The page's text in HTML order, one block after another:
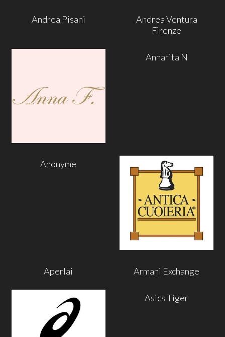
Andrea Pisani
Andrea Ventura
Firenze
Annarita N
Anonyme
Aperlai Armani Exchange
Asics Tiger